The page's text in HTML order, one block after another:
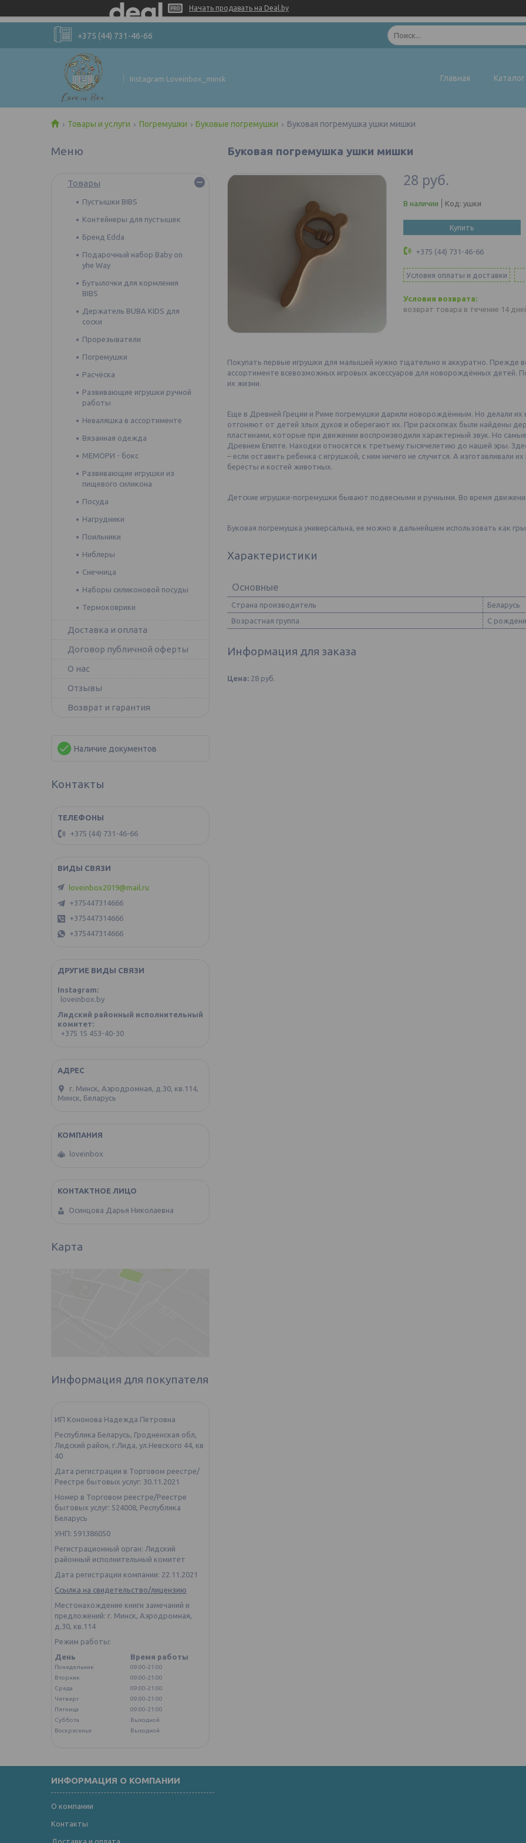
Начать продавать на Deal.by
+375 (44) 731-46-66
Instagram Loveinbox_minsk Главная Каталог
Товары и услуги Погремушки Буковые погремушки Буковая погремушка ушки мишки
Буковая погремушка ушки мишки
28 руб.
В наличии Код: ушки
Купить
+375 (44) 731-46-66
Условия оплаты и доставки
возврат товара в течение 14
Покупать первые игрушки для малышей нужно тщательно и аккуратно. Прежде
ассортименте всевозможных игровых аксессуаров для новорождённых детей.
их жизни.
Еще в Древней Греции и Риме погремушки дарили новорождённым. Но делали
отгоняют от детей злых духов и оберегают их. При раскопках были найдены
пластинами, которые при движении воспроизводили характерный звук. Но
Древнем Египте. Находки относятся к третьему тысячелетию до нашей эры.
– если оставить ребенка с игрушкой, с ним ничего не случится. А изготавливали
бересты и костей животных.
Детские игрушки-погремушки бывают подвесными и ручными. Во время
Буковая погремушка универсальна, ее можно в дальнейшем использовать как
Характеристики
Основные
Страна производитель
Беларусь
Возрастная группа
С
Информация для заказа
Цена: 28 руб.
Товары
Пустышки BIBS
Контейнеры для пустышек
Бренд Edda
Подарочный набор Baby on
yhe Way
Бутылочки для кормления
BIBS
Держатель BUBA KIDS для
соски
Прорезыватели
Погремушки
Расчёска
Развивающие игрушки ручной
работы
Неваляшка в ассортименте
Вязанная одежда
МЕМОРИ - бокс
Развивающие игрушки из
пищевого силикона
Посуда
Нагрудники
Поильники
Ниблеры
Снечница
Наборы силиконовой посуды
Термоковрики
Доставка и оплата
Договор публичной оферты
О нас
Отзывы
Возврат и гарантия
Наличие документов
Контакты
+375 (44) 731-46-66
loveinbox2019@mail.ru
+375447314666
+375447314666
+375447314666
ДРУГИЕ ВИДЫ СВЯЗИ
Instagram
loveinbox.by
Лидский районный исполнительный
комитет
+375 15 453-40-30
г. Минск, Аэродромная, д.30, кв.114,
Минск, Беларусь
loveinbox
Осинцова Дарья Николаевна
Карта
Информация для покупателя
ИП Кононова Надежда Петровна
Республика Беларусь, Гродненская обл,
Лидский район, г.Лида, ул.Невского 44, кв
40
Дата регистрации в Торговом реестре/
Реестре бытовых услуг: 30.11.2021
Номер в Торговом реестре/Реестре
бытовых услуг: 524008, Республика
Беларусь
УНП: 591386050
Регистрационный орган: Лидский
районный исполнительный комитет
Дата регистрации компании: 22.11.2021
Ссылка на свидетельство/лицензию
Местонахождение книги замечаний и
предложений: г. Минск, Аэродромная,
д.30, кв.114
Режим работы:
День
Время работы
Понедельник
09:00-21:00
Вторник
09:00-21:00
Среда
09:00-21:00
Четверг
09:00-21:00
Пятница
09:00-21:00
Суббота
Выходной
Воскресенье
Выходной
ИНФОРМАЦИЯ О КОМПАНИИ
О компании
Контакты
Доставка и оплата